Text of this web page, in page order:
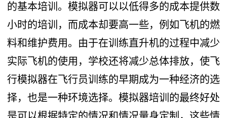
的基本培训。模拟器可以以低得多的成本提供数
小时的培训，而成本却要高一些，例如飞机的燃
料和维护费用。由于在训练直升机的过程中减少
实际飞机的使用，学校还将减少总体排放，使飞
行模拟器在飞行员训练的早期成为一种经济的选
择，也是一种环境选择。模拟器培训的最终好处